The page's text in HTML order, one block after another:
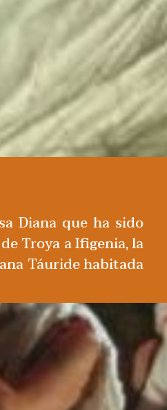
Diana que ha sido
Troya a Ifigenia, la
Táuride habitada